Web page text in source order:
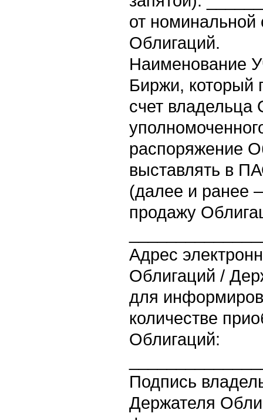
от номинальной
Облигаций.
Наименование
Биржи, который
счет владельца
распоряжение
выставлять в
(далее и ранее
продажу
Адрес
Облигаций /
для
количестве
Облигаций:
Подпись
Держателя